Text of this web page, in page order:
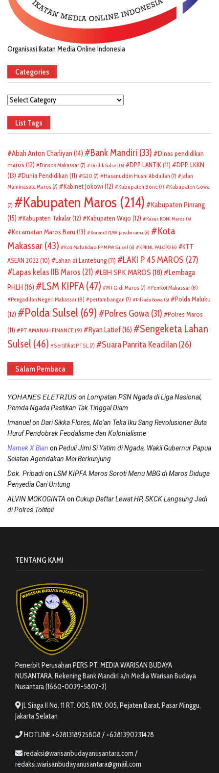
Organisasi Ikatan Media Online Indonesia
Categories
Categories
List Tags
Abah Anton Charliyan (14) Bank Mandiri (33)
Dinas pendidikan
maros (12) Dinsos Makassar (7) Disdik Sulsel (6) DPP LANTIK(11)
DPP LKKN
(13)
Dunia Pendidikan (11) G20 (7) Hasanuddin Husni Abdullah (7)
Jalan
Maminasata Maros (7) Kabinet Jokowi (12) Kabupaten Bone (7) Kabupaten Gowa
(7) Kabupaten Maros (214)
Kabupaten Pinrang
(15)
Kabupaten Takalar(12) Kabupaten Wajo (12) Kasus KONI Maros (6)
Kecamatan Maros Baru (13) Korem 071/Wijayakusuma (6)
Kota
Makassar (43) Koti Mahatidana PP MPW Sulsel (6) KPKNL PALOPO (6)
KTT
ASEAN 2022 (10) Lahan di Lantebung(11) LAKI P 45 MAROS (27)
Lapas kelas IIB Maros (21) LBH SPK MAROS (18)
Lembaga
PHLH (16) LSM KIPFA (47) MTQ di Maros (7) Pemkot Makassar (8)
Pengadilan Negeri Makassar (8) pertambangan (7) Pilkada Gowa (6)
Polda Maluku
(12)
Polda Sulsel (69) Polres Gowa (31)
Polres Maros
(11)
PT AMANAH FINANCE(9) Ryan Latief(16)
Sengeketa Lahan
Sulsel (46) Sertifikat PTSL (7) Suara Panrita Keadilan(26)
Salam Pembaca
𝘠𝘖𝘏𝘈𝘕𝘌𝘚 𝘌𝘓𝘌𝘛𝘙𝘐𝘜𝘚on Lompatan PSN Ngada di Liga Nasional,
Pemda Ngada Pastikan Tak Tinggal Diam
Imanuelon Dari Sikka Flores, Mo’an Teka Iku Sang Revolusioner Buta
Huruf Pendobrak Feodalisme dan Kolonialisme
Namek X Bian on Peduli Jimi Si Yatim di Ngada, Wakil Gubernur Papua
Selatan Agendakan Mei Berkunjung
Dok. Pribadion LSM KIPFA Maros Soroti Menu MBG di Maros Diduga
Penyedia Cari Untung
ALVIN MOKOGINTA on Cukup Daftar Lewat HP, SKCK Langsung Jadi
di Polres Tolitoli
TENTANG KAMI
Penerbit Perusahan PERS PT. MEDIA WARISAN BUDAYA
NUSANTARA. Rekening Bank Mandiri a/n Media Warisan Budaya
Nusantara (1660-0029-5807-2)
Jl. Siaga II No. 11 RT. 005, RW. 005, Pejaten Barat, Pasar Minggu,
Jakarta Selatan
HOTLINE +6281318925808 / +6281390231428
redaksi@warisanbudayanusantara.com /
redaksi.warisanbudayanusantara@gmail.com